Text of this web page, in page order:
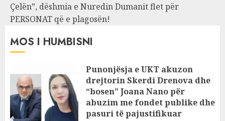
Çelën”, dëshmia e Nuredin Dumanit flet për
PERSONAT që e plagosën!
MOS I HUMBISNI
Punonjësja e UKT akuzon
drejtorin Skerdi Drenova dhe
“bosen” Joana Nano për
abuzim me fondet publike dhe
pasuri të pajustifikuar